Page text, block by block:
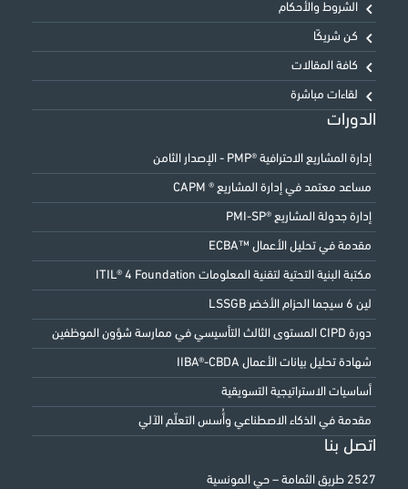
الشروط والأحكام
كن شريكًا
كافة المقالات
لقاءات مباشرة
الدورات
إدارة المشاريع الاحترافية ®PMP - الإصدار الثامن
مساعد معتمد في إدارة المشاريع ® CAPM
إدارة جدولة المشاريع ®PMI-SP
مقدمة في تحليل الأعمال ™ECBA
مكتبة البنية التحتية لتقنية المعلومات ITIL® 4 Foundation
لين 6 سيجما الحزام الأخضر LSSGB
دورة CIPD المستوى الثالث التأسيسي في ممارسة شؤون الموظفين
شهادة تحليل بيانات الأعمال IIBA®-CBDA
أساسيات الاستراتيجية التسويقية
مقدمة في الذكاء الاصطناعي وأُسس التعلّم الآلي
اتصل بنا
2527 طريق الثمامة – حي المونسية